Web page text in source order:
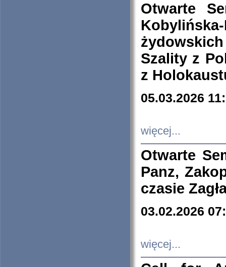
Otwarte
Szality z
z
05.03.2026
więcej...
Otwarte
Panz,
czasie
03.02.2026
więcej...